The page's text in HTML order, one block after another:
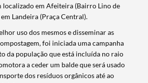
localizado em Afeiteira (Bairro Lino de
Landeira (Praça Central).
uso dos mesmos e disseminar as
foi iniciada uma campanha
da população que está incluída no raio
a ceder um balde que será usado
dos resíduos orgânicos até ao